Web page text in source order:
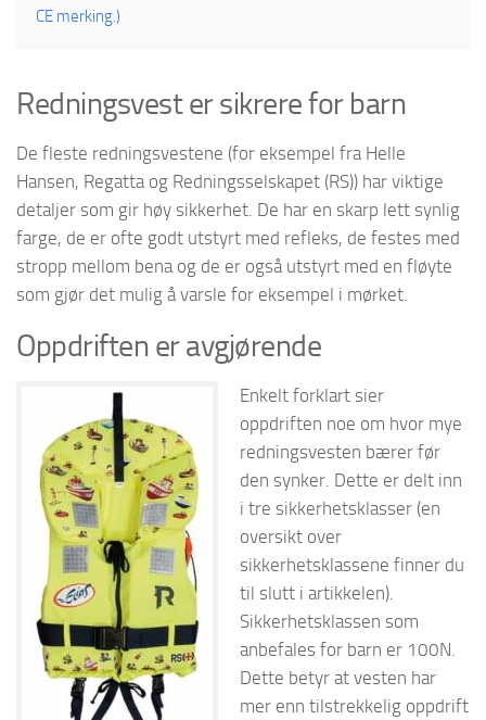
CE merking.)
Redningsvest er sikrere for barn
De fleste redningsvestene (for eksempel fra Helle
Hansen, Regatta og Redningsselskapet (RS)) har viktige
detaljer som gir høy sikkerhet. De har en skarp lett synlig
farge, de er ofte godt utstyrt med refleks, de festes med
stropp mellom bena og de er også utstyrt med en fløyte
som gjør det mulig å varsle for eksempel i mørket.
Oppdriften er avgjørende
Enkelt forklart sier
oppdriften noe om hvor mye
redningsvesten bærer før
den synker. Dette er delt inn
i tre sikkerhetsklasser (en
oversikt over
sikkerhetsklassene finner du
til slutt i artikkelen).
Sikkerhetsklassen som
anbefales for barn er 100N.
Dette betyr at vesten har
mer enn tilstrekkelig oppdrift